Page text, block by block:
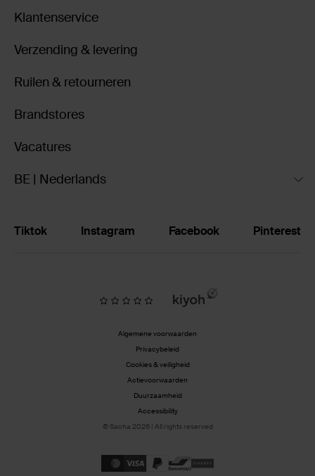
Klantenservice
Verzending & levering
Ruilen & retourneren
Brandstores
Vacatures
BE | Nederlands
Tiktok Instagram Facebook Pinterest
Algemene voorwaarden
Privacybeleid
Cookies & veiligheid
Actievoorwaarden
Duurzaamheid
Accessibility
© Sacha 2026 | All rights reserved